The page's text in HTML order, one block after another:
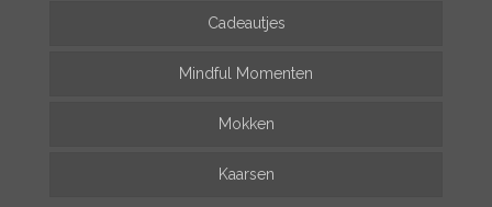
Cadeautjes
Mindful Momenten
Mokken
Kaarsen